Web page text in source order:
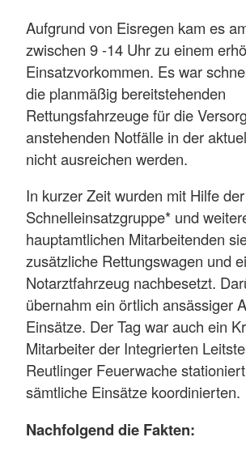
Aufgrund von Eisregen kam es
zwischen 9 -14 Uhr zu einem
Einsatzvorkommen. Es war
die planmäßig bereitstehenden
Rettungsfahrzeuge für die
anstehenden Notfälle in der
nicht ausreichen werden.
In kurzer Zeit wurden mit Hilfe
Schnelleinsatzgruppe* und
hauptamtlichen Mitarbeitenden
zusätzliche Rettungswagen und
Notarztfahrzeug nachbesetzt.
übernahm ein örtlich ansässiger
Einsätze. Der Tag war auch ein
Mitarbeiter der Integrierten
Reutlinger Feuerwache
sämtliche Einsätze koordinierten.
Nachfolgend die Fakten: